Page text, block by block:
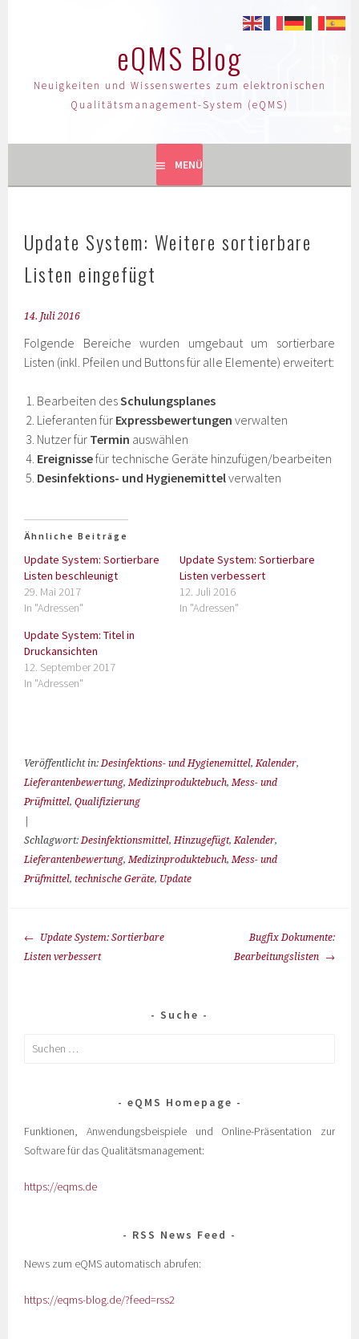
eQMS Blog
Neuigkeiten und Wissenswertes zum elektronischen
Qualitätsmanagement-System (eQMS)
MENÜ
Update System: Weitere sortierbare
Listen eingefügt
14. Juli 2016
Folgende Bereiche wurden umgebaut um sortierbare
Listen (inkl. Pfeilen und Buttons für alle Elemente) erweitert:
Bearbeiten desSchulungsplanes
Lieferanten für Expressbewertungen verwalten
Nutzer für Termin auswählen
Ereignissefür technische Geräte hinzufügen/bearbeiten
Desinfektions- und Hygienemittelverwalten
Ähnliche Beiträge
Update System: Sortierbare
Listen beschleunigt
29. Mai 2017
In "Adressen"
Update System: Sortierbare
Listen verbessert
12. Juli 2016
In "Adressen"
Update System: Titel in
Druckansichten
12. September 2017
In "Adressen"
Veröffentlicht in:Desinfektions- und Hygienemittel,Kalender,
Lieferantenbewertung,Medizinproduktebuch,Mess- und
Prüfmittel,Qualifizierung
Schlagwort:Desinfektionsmittel,Hinzugefügt,Kalender,
Lieferantenbewertung,Medizinproduktebuch,Mess- und
Prüfmittel, technische Geräte, Update
Update System: Sortierbare
Listen verbessert
Bugfix Dokumente:
Bearbeitungslisten
Suche
eQMS Homepage
Funktionen, Anwendungsbeispiele und Online-Präsentation zur
Software für das Qualitätsmanagement:
https://eqms.de
RSS News Feed
News zum eQMS automatisch abrufen:
https://eqms-blog.de/?feed=rss2